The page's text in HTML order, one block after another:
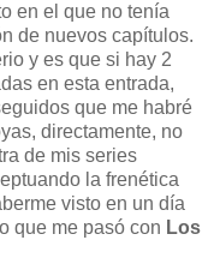
en el que no tenía
de nuevos capítulos.
y es que si hay 2
en esta entrada,
que me habré
directamente, no
de mis series
la frenética
visto en un día
que me pasó con Los